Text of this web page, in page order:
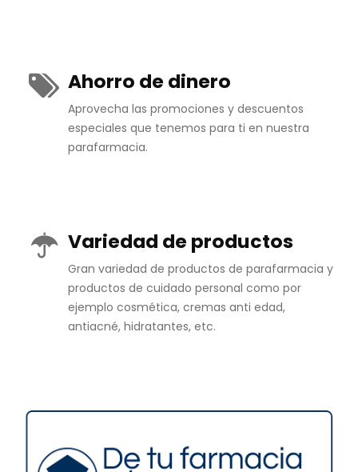
Ahorro de dinero
Aprovecha las promociones y descuentos
especiales que tenemos para ti en nuestra
parafarmacia.
Variedad de productos
Gran variedad de productos de parafarmacia y
productos de cuidado personal como por
ejemplo cosmética, cremas anti edad,
antiacné, hidratantes, etc.